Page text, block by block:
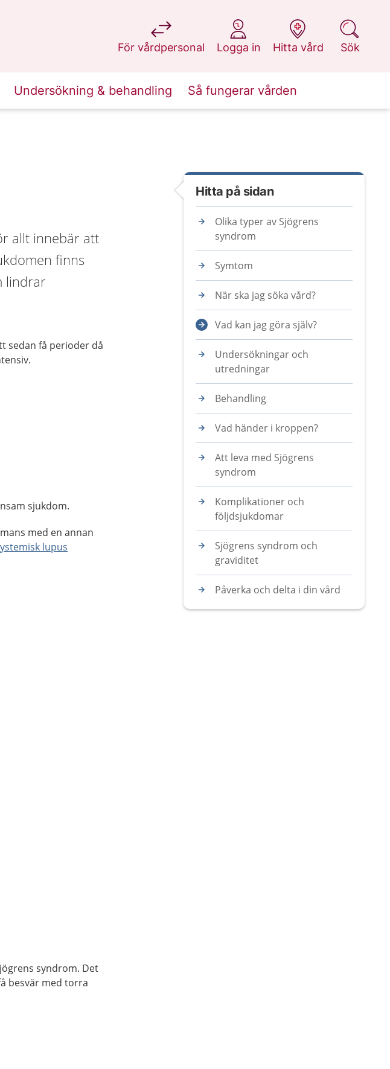
För vårdpersonal
på 1177.se
Logga in
på 1177.se
Hitta vård
på 1177.se
Sök
på 1177.se
Undersökning & behandling Så fungerar vården
allt innebär att
finns
lindrar
sedan få perioder då
sjukdom.
med en annan
lupus
syndrom. Det
besvär med torra
Hitta på sidan
Olika typer av Sjögrens
syndrom
Symtom
När ska jag söka vård?
Vad kan jag göra själv?
Undersökningar och
utredningar
Behandling
Vad händer i kroppen?
Att leva med Sjögrens
syndrom
Komplikationer och
följdsjukdomar
Sjögrens syndrom och
graviditet
Påverka och delta i din vård